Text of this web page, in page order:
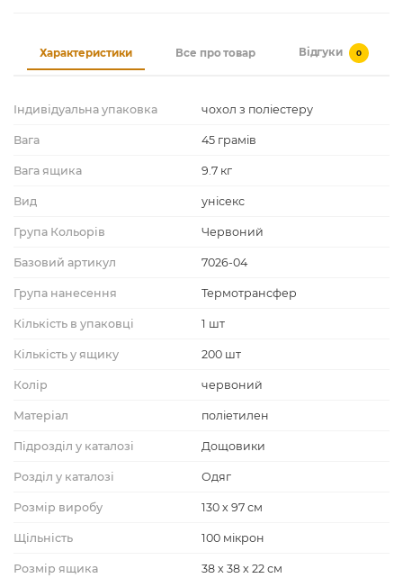
Характеристики Все про товар Відгуки 0
Індивідуальна упаковка чохол з поліестеру
Вага 45 грамів
Вага ящика 9.7 кг
Вид унісекс
Група Кольорів Червоний
Базовий артикул 7026-04
Група нанесення Термотрансфер
Кількість в упаковці 1 шт
Кількість у ящику 200 шт
Колір червоний
Матеріал поліетилен
Підрозділ у каталозі Дощовики
Розділ у каталозі Одяг
Розмір виробу 130 х 97 см
Щільність 100 мікрон
Розмір ящика 38 х 38 х 22 см